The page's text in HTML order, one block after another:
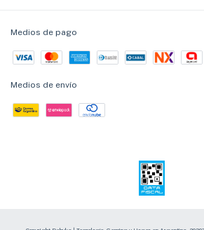
Medios de pago
Medios de envío